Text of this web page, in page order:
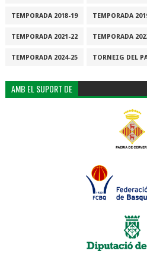
TEMPORADA 2018-19 TEMPORADA
TEMPORADA 2021-22 TEMPORADA
TEMPORADA 2024-25 TORNEIG DEL
AMB EL SUPORT DE